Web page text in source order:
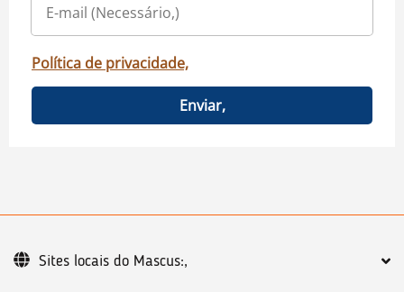
Política de privacidade,
Enviar,
Sites locais do Mascus:,